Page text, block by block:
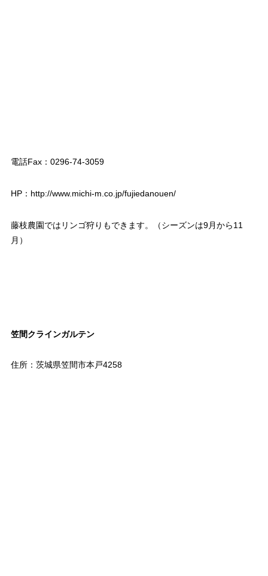
電話Fax：0296-74-3059
HP：http://www.michi-m.co.jp/fujiedanouen/
藤枝農園ではリンゴ狩りもできます。（シーズンは9月から11
月）
笠間クラインガルテン
住所：茨城県笠間市本戸4258